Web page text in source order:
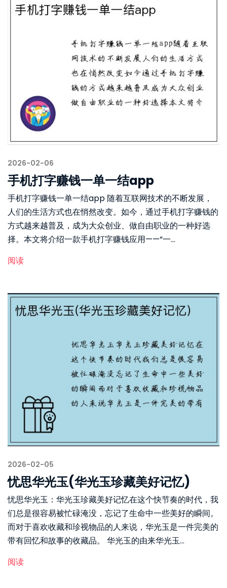
2026-02-06
手机打字赚钱一单一结app
手机打字赚钱一单一结app 随着互联网技术的不断发展，
人们的生活方式也在悄然改变。如今，通过手机打字赚钱的
方式越来越普及，成为大众创业、做自由职业的一种好选
择。本文将介绍一款手机打字赚钱应用——“一...
阅读
2026-02-05
忧思华光玉(华光玉珍藏美好记忆)
忧思华光玉：华光玉珍藏美好记忆在这个快节奏的时代，我
们总是很容易被忙碌淹没，忘记了生命中一些美好的瞬间。
而对于喜欢收藏和珍视物品的人来说，华光玉是一件完美的
带有回忆和故事的收藏品。 华光玉的由来华光玉...
阅读